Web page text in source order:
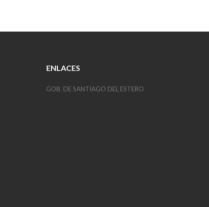
ENLACES
GOB. DE SANTIAGO DEL ESTERO